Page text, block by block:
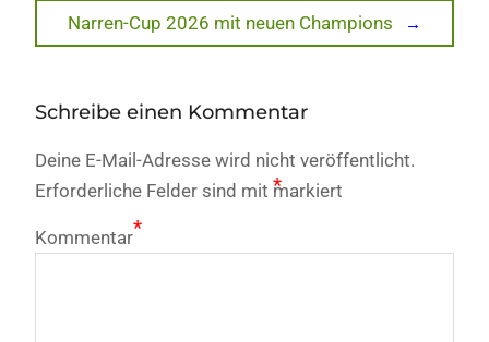
Next
post:
Narren-Cup 2026 mit neuen Champions
Schreibe einen Kommentar
Deine E-Mail-Adresse wird nicht veröffentlicht.
Erforderliche Felder sind mit *
markiert
Kommentar*